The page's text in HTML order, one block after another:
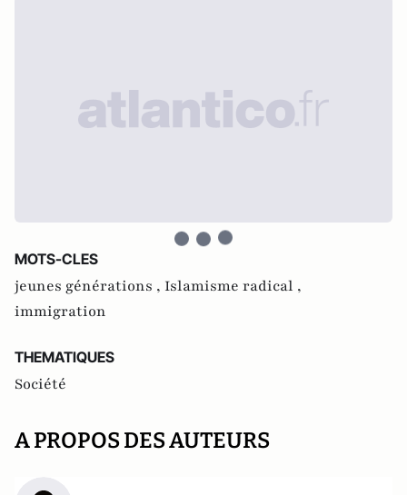
MOTS-CLES
jeunes générations , Islamisme radical ,
immigration
THEMATIQUES
Société
A PROPOS DES AUTEURS